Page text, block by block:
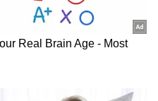
నిజాలు
మహేష్,
అవసరమే